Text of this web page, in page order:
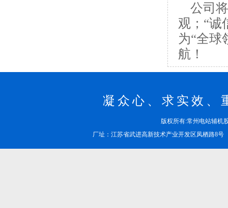
公司将
观；“诚
为“全球
航！
凝众心、求实效、
版权所有:常州电站辅
厂址：江苏省武进高新技术产业开发区凤栖路8